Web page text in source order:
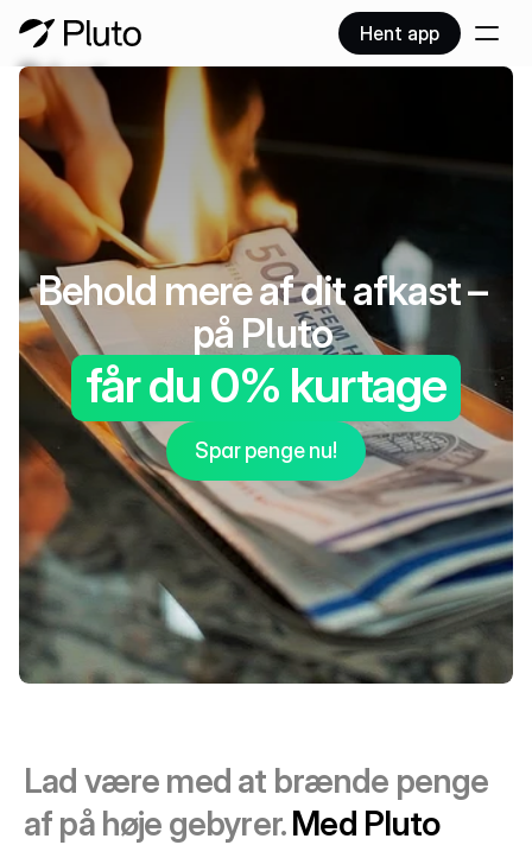
Behold mere af dit afkast –
på Pluto
får du 0% kurtage
Spar penge nu!
Lad være med at brænde penge
af på høje gebyrer. Med Pluto
Hent app
Privat
Virksomhed
Produkter
Collections
NYHED
Priser
Blog
Flyt portefølje
Kontakt